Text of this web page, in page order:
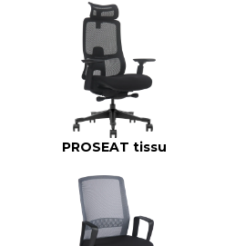
PROSEAT tissu